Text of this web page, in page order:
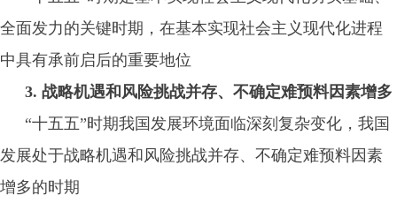
全面发力的关键时期，在基本实现社会主义现代化进程
中具有承前启后的重要地位
3. 战略机遇和风险挑战并存、不确定难预料因素增多
“十五五”时期我国发展环境面临深刻复杂变化，我国
发展处于战略机遇和风险挑战并存、不确定难预料因素
增多的时期